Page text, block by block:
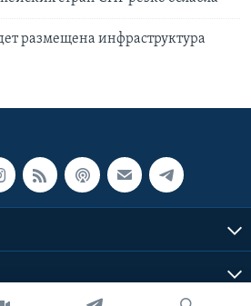
размещена инфраструктура